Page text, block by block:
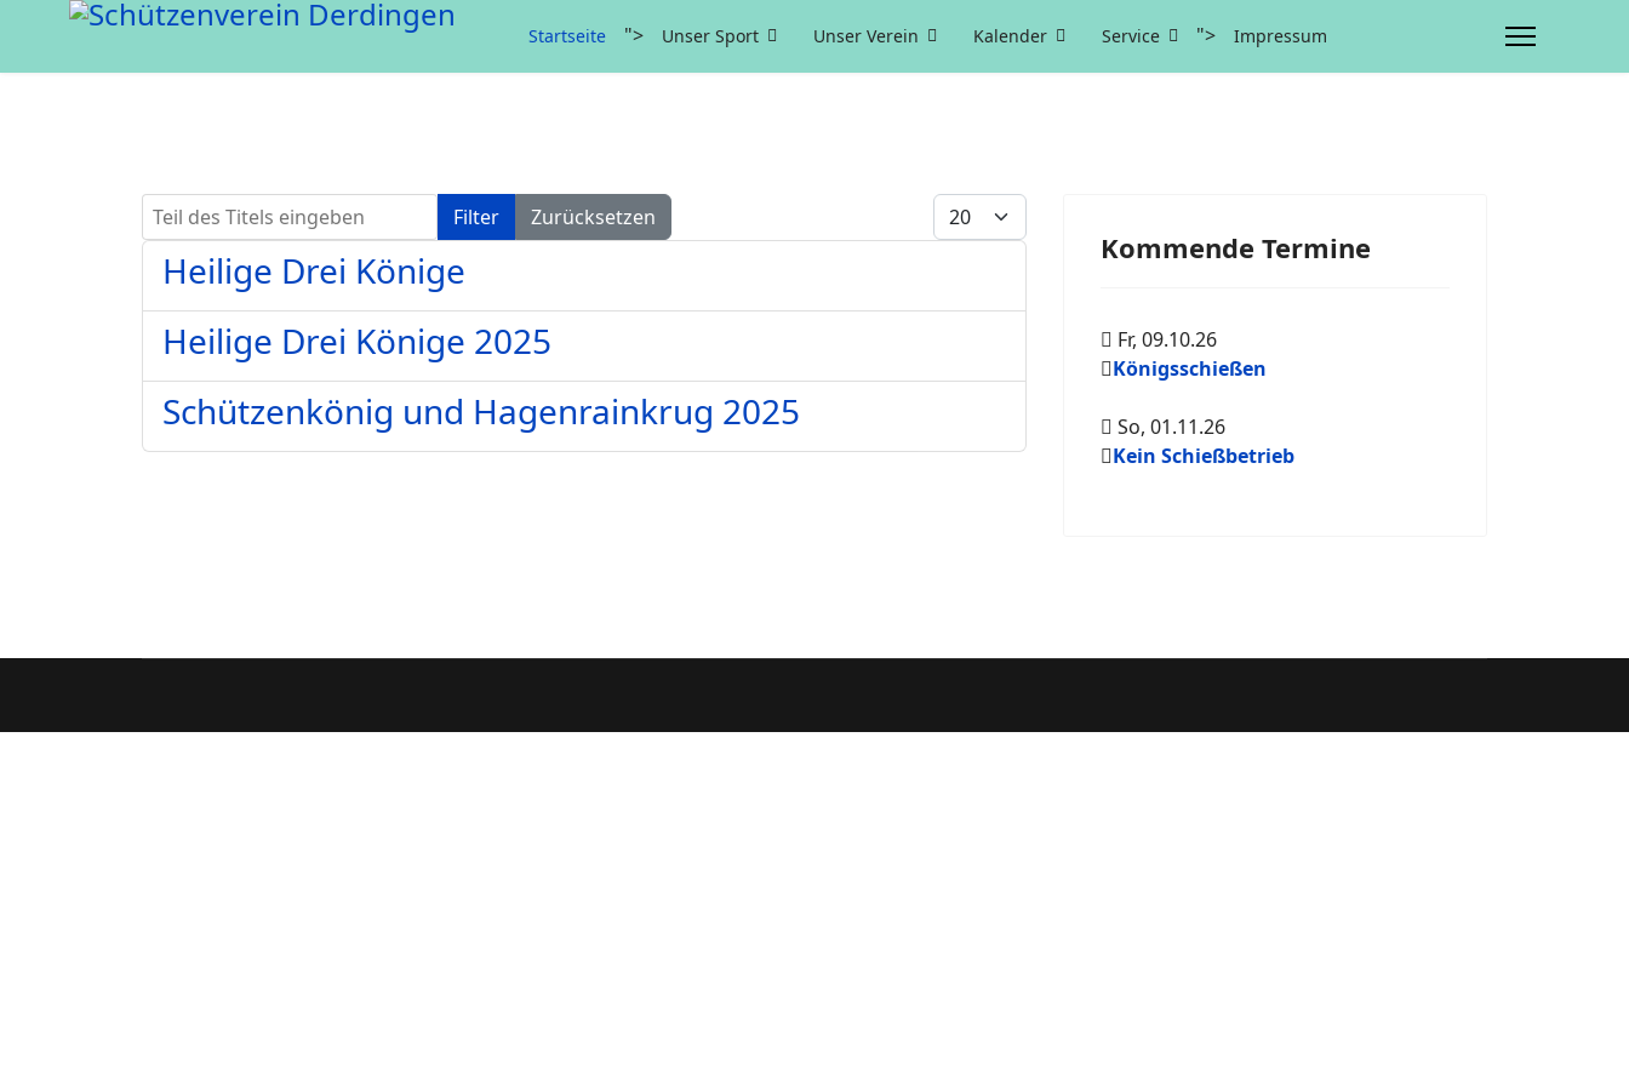
Startseite "> Unser Sport Unser Verein Kalender Service "> Impressum
Teil des Titels eingeben Filter Zurücksetzen Anzeige #
Heilige Drei Könige
Heilige Drei Könige 2025
Schützenkönig und Hagenrainkrug 2025
Kommende Termine
Fr, 09.10.26
Königsschießen
So, 01.11.26
Kein Schießbetrieb